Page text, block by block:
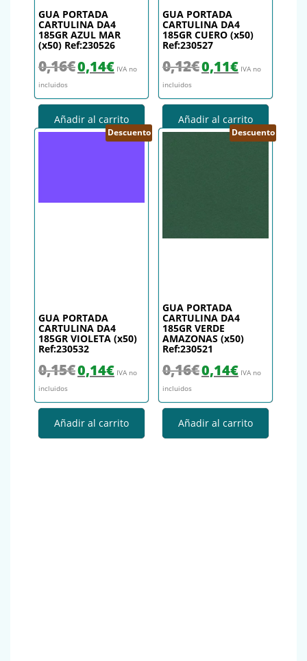
GUA PORTADA
CARTULINA DA4
185GR AZUL MAR
(x50) Ref:230526
0,16€ El precio original era: 0,16€.
0,14€El precio actual es: 0,14€.
IVA no
incluidos
Añadir al carrito
GUA PORTADA
CARTULINA DA4
185GR CUERO (x50)
Ref:230527
0,12€ El precio original era: 0,12€.
0,11€El precio actual
IVA no
incluidos
Añadir al carrito
Descuento
GUA PORTADA
CARTULINA DA4
185GR VIOLETA (x50)
Ref:230532
0,15€ El precio original era: 0,15€.
0,14€El precio actual es: 0,14€.
IVA no
incluidos
Añadir al carrito
Descuento
GUA PORTADA
CARTULINA DA4
185GR VERDE
AMAZONAS (x50)
Ref:230521
0,16€ El precio original era: 0,16€.
0,14€El precio actual
IVA no
incluidos
Añadir al carrito